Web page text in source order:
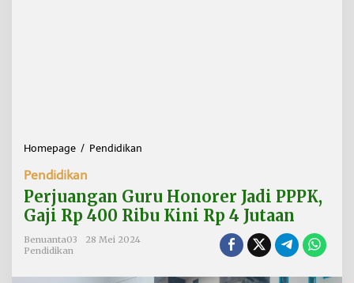
Homepage / Pendidikan
j
u
a
n
Pendidikan
Perjuangan Guru Honorer Jadi PPPK,
Gaji Rp 400 Ribu Kini Rp 4 Jutaan
Benuanta03
28 Mei 2024
Pendidikan